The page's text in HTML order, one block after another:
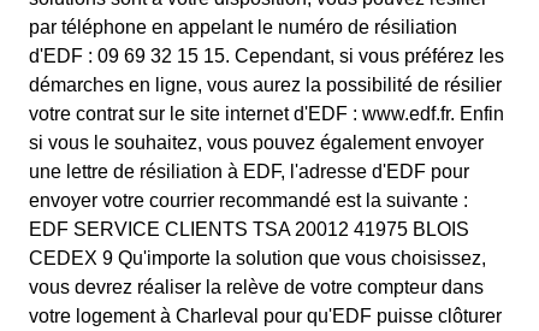
par téléphone en appelant le numéro de résiliation
d'EDF : 09 69 32 15 15. Cependant, si vous préférez les
démarches en ligne, vous aurez la possibilité de résilier
votre contrat sur le site internet d'EDF : www.edf.fr. Enfin
si vous le souhaitez, vous pouvez également envoyer
une lettre de résiliation à EDF, l'adresse d'EDF pour
envoyer votre courrier recommandé est la suivante :
EDF SERVICE CLIENTS TSA 20012 41975 BLOIS
CEDEX 9 Qu'importe la solution que vous choisissez,
vous devrez réaliser la relève de votre compteur dans
votre logement à Charleval pour qu'EDF puisse clôturer